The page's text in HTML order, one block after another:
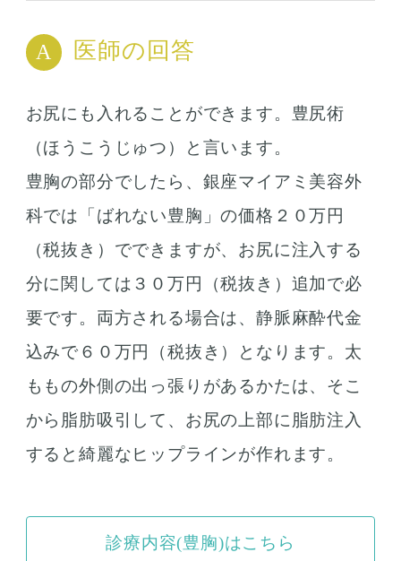
医師の回答
お尻にも入れることができます。豊尻術
（ほうこうじゅつ）と言います。
豊胸の部分でしたら、銀座マイアミ美容外
科では「ばれない豊胸」の価格２０万円
（税抜き）でできますが、お尻に注入する
分に関しては３０万円（税抜き）追加で必
要です。両方される場合は、静脈麻酔代金
込みで６０万円（税抜き）となります。太
ももの外側の出っ張りがあるかたは、そこ
から脂肪吸引して、お尻の上部に脂肪注入
すると綺麗なヒップラインが作れます。
診療内容(豊胸)はこちら